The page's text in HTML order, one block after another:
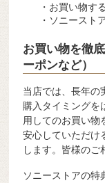
・お買い物す
・ソニースト
お買い物を徹
ーポンなど）
当店では、長年の
購入タイミングを
用してのお買い物
安心していただけ
します。皆様のご
ソニーストアの特